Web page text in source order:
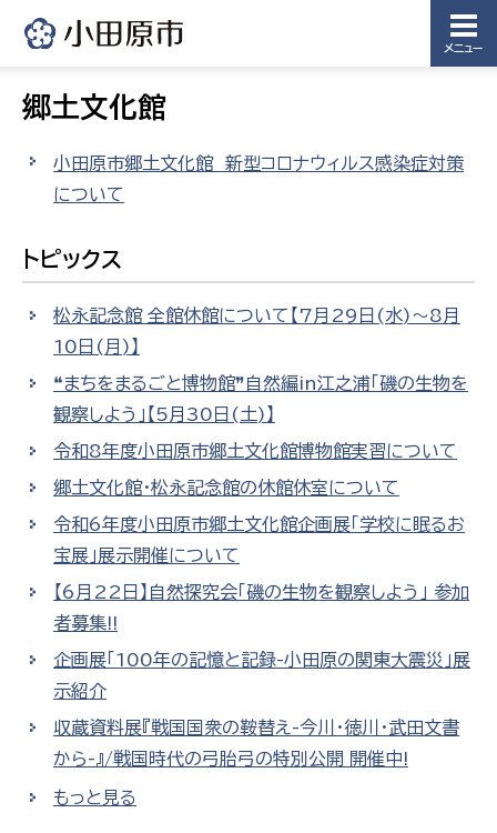
メニュー
郷土文化館
小田原市郷土文化館 新型コロナウィルス感染症対策
について
トピックス
松永記念館 全館休館について【7月29日(水)～8月
10日(月)】
❝まちをまるごと博物館❞自然編in江之浦「磯の生物を
観察しよう」【5月30日(土)】
令和8年度小田原市郷土文化館博物館実習について
郷土文化館・松永記念館の休館休室について
令和6年度小田原市郷土文化館企画展「学校に眠るお
宝展」展示開催について
【6月22日】自然探究会「磯の生物を観察しよう」 参加
者募集!!
企画展「100年の記憶と記録-小田原の関東大震災」展
示紹介
収蔵資料展『戦国国衆の鞍替え-今川・徳川・武田文書
から-』/戦国時代の弓胎弓の特別公開 開催中!
もっと見る